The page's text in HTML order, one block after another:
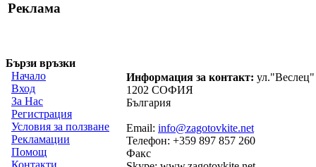
Реклама
Бързи връзки
Начало
Вход
За Нас
Регистрация
Условия за ползване
Рекламации
Помощ
Контакти
Информация за контакт:
1202 СОФИЯ
България
Email: info@zagotovkite.net
Телефон: +359 897 857 260
Факс